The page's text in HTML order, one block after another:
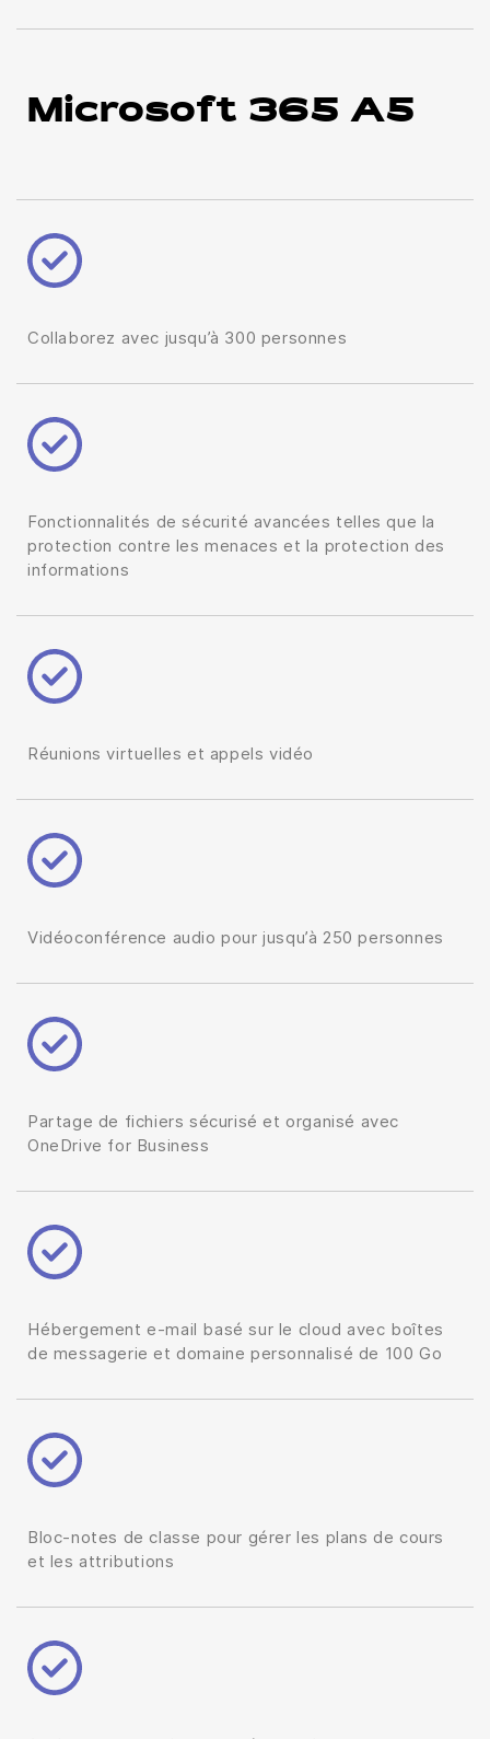
Microsoft 365 A5
Collaborez avec jusqu’à 300 personnes
Fonctionnalités de sécurité avancées telles que la
protection contre les menaces et la protection des
informations
Réunions virtuelles et appels vidéo
Vidéoconférence audio pour jusqu’à 250 personnes
Partage de fichiers sécurisé et organisé avec
OneDrive for Business
Hébergement e-mail basé sur le cloud avec boîtes
de messagerie et domaine personnalisé de 100 Go
Bloc-notes de classe pour gérer les plans de cours
et les attributions